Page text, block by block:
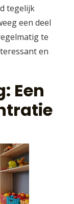
tegelijk
een deel
te
en
Een